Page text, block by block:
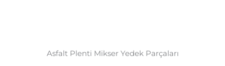
Asfalt Plenti Mikser Yedek Parçaları